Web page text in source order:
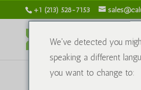
+1 (213) 528-7153
We've detected you
speaking a different
you want to change to: